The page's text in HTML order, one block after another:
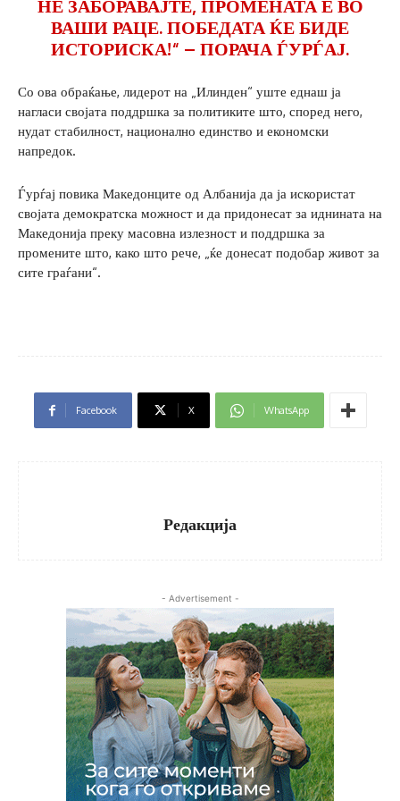
НЕ ЗАБОРАВАЈТЕ, ПРОМЕНАТА Е ВО
ВАШИ РАЦЕ. ПОБЕДАТА ЌЕ БИДЕ
ИСТОРИСКА!“ – ПОРАЧА ЃУРЃАЈ.
Со ова обраќање, лидерот на „Илинден“ уште еднаш ја
нагласи својата поддршка за политиките што, според него,
нудат стабилност, национално единство и економски
напредок.
Ѓурѓај повика Македонците од Албанија да ја искористат
својата демократска можност и да придонесат за иднината на
Македонија преку масовна излезност и поддршка за
промените што, како што рече, „ќе донесат подобар живот за
сите граѓани“.
Facebook X WhatsApp
Редакција
- Advertisement -